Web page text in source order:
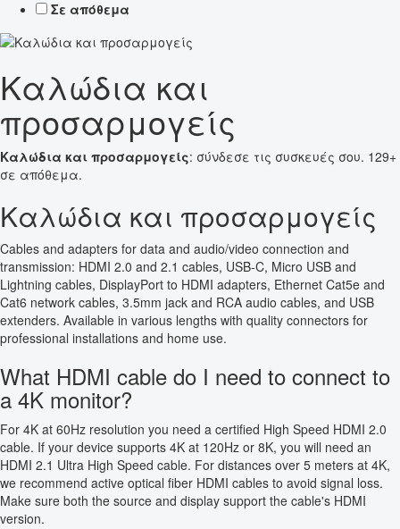
Σε απόθεμα
Καλώδια και
προσαρμογείς
Καλώδια και προσαρμογείς: σύνδεσε τις συσκευές σου. 129+
σε απόθεμα.
Καλώδια και προσαρμογείς
Cables and adapters for data and audio/video connection and
transmission: HDMI 2.0 and 2.1 cables, USB-C, Micro USB and
Lightning cables, DisplayPort to HDMI adapters, Ethernet Cat5e and
Cat6 network cables, 3.5mm jack and RCA audio cables, and USB
extenders. Available in various lengths with quality connectors for
professional installations and home use.
What HDMI cable do I need to connect to
a 4K monitor?
For 4K at 60Hz resolution you need a certified High Speed HDMI 2.0
cable. If your device supports 4K at 120Hz or 8K, you will need an
HDMI 2.1 Ultra High Speed cable. For distances over 5 meters at 4K,
we recommend active optical fiber HDMI cables to avoid signal loss.
Make sure both the source and display support the cable's HDMI
version.